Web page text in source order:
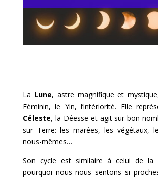
La Lune, astre magnifique et
Féminin, le Yin, l’intériorité. Elle
Céleste, la Déesse et agit sur bon
sur Terre: les marées, les végétaux,
nous-mêmes…
Son cycle est similaire à celui de la
pourquoi nous nous sentons si